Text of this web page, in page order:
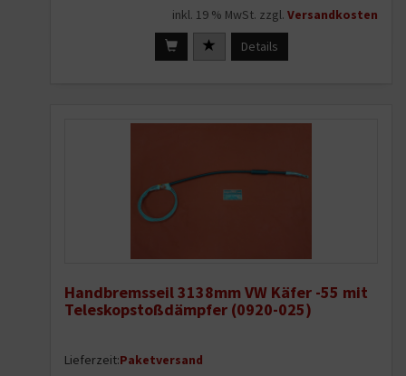
inkl. 19 % MwSt. zzgl. Versandkosten
Details
Handbremsseil 3138mm VW Käfer -55 mit
Teleskopstoßdämpfer (0920-025)
Lieferzeit:Paketversand